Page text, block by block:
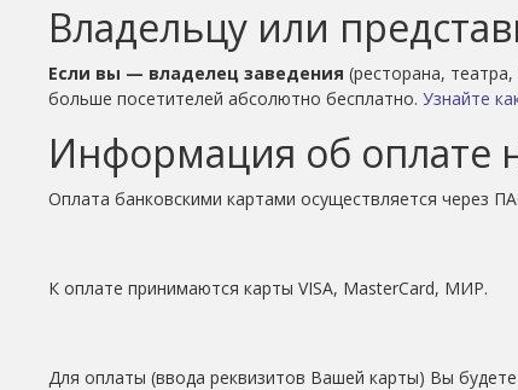
Владельцу или
Если вы — владелец заведения (ресторана,
больше посетителей абсолютно бесплатно. Узнайте
Информация об оплате
Оплата банковскими картами осуществляется через
К оплате принимаются карты VISA, MasterCard, МИР.
Для оплаты (ввода реквизитов Вашей карты) Вы